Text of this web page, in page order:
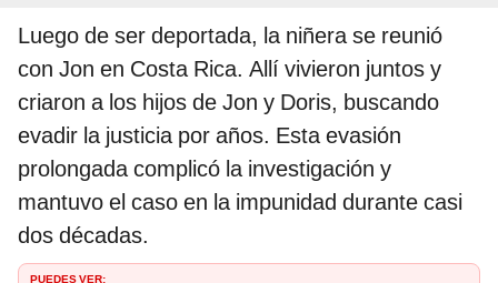
Luego de ser deportada, la niñera se reunió
con Jon en Costa Rica. Allí vivieron juntos y
criaron a los hijos de Jon y Doris, buscando
evadir la justicia por años. Esta evasión
prolongada complicó la investigación y
mantuvo el caso en la impunidad durante casi
dos décadas.
PUEDES VER: